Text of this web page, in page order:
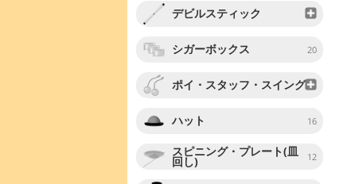
デビルスティック
シガーボックス 20
ポイ・スタッフ・スイング
ハット 16
スピニング・プレート(皿
回し) 12